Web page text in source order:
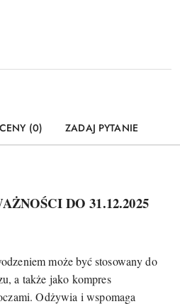
(0) ZADAJ PYTANIE
DO 31.12.2025
może być stosowany do
a także jako kompres
Odżywia i wspomaga